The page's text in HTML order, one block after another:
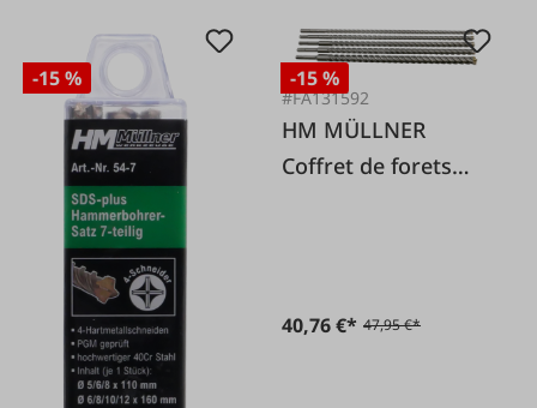
-15 % -15 %
#FA131592
HM MÜLLNER
Coffret de forets
40,76 €* 47,95 €*